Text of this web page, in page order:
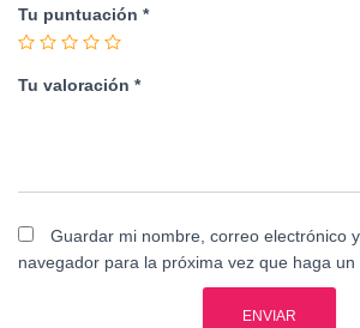
Tu puntuación *
Tu valoración *
Guardar mi nombre, correo electrónico
navegador para la próxima vez que haga un